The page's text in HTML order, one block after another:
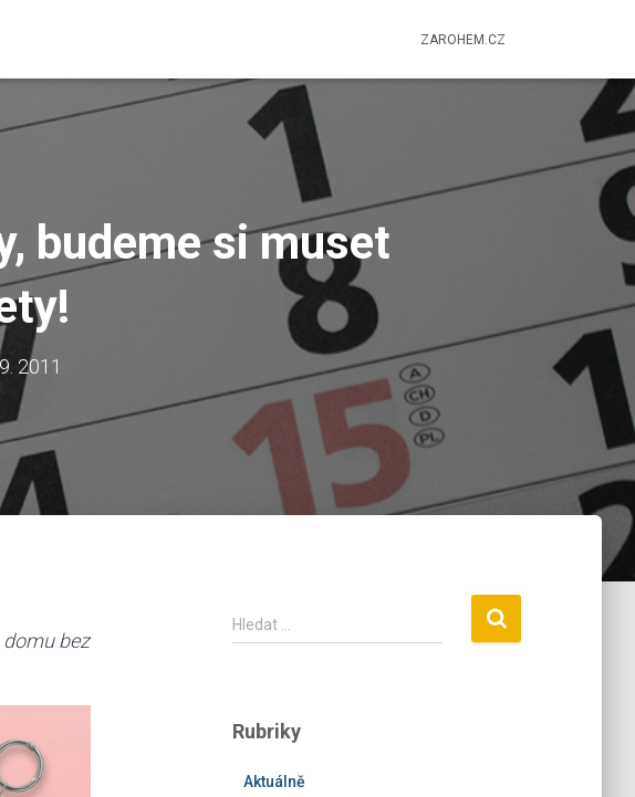
ZAROHEM.CZ
budeme si muset
2011
bez
V
y
d
Hledat …
Rubriky
Aktuálně